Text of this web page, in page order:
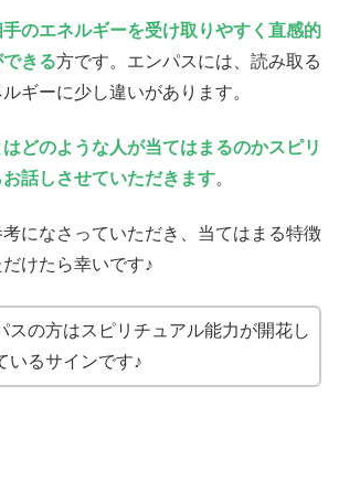
手のエネルギーを受け取りやすく直感的
きる方です。エンパスには、読み取る
ギーに少し違いがあります。
どのような人が当てはまるのかスピリ
話しさせていただきます。
になさっていただき、当てはまる特徴
けたら幸いです♪
スの方はスピリチュアル能力が開花し
いるサインです♪